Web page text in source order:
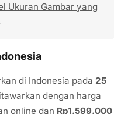
Ukuran Gambar yang
di Indonesia pada 25
dengan harga
online dan Rp1.599.000